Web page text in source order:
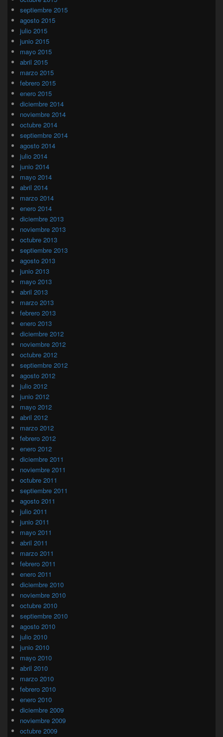
septiembre 2015
agosto 2015
julio 2015
junio 2015
mayo 2015
abril 2015
marzo 2015
febrero 2015
enero 2015
diciembre 2014
noviembre 2014
octubre 2014
septiembre 2014
agosto 2014
julio 2014
junio 2014
mayo 2014
abril 2014
marzo 2014
enero 2014
diciembre 2013
noviembre 2013
octubre 2013
septiembre 2013
agosto 2013
junio 2013
mayo 2013
abril 2013
marzo 2013
febrero 2013
enero 2013
diciembre 2012
noviembre 2012
octubre 2012
septiembre 2012
agosto 2012
julio 2012
junio 2012
mayo 2012
abril 2012
marzo 2012
febrero 2012
enero 2012
diciembre 2011
noviembre 2011
octubre 2011
septiembre 2011
agosto 2011
julio 2011
junio 2011
mayo 2011
abril 2011
marzo 2011
febrero 2011
enero 2011
diciembre 2010
noviembre 2010
octubre 2010
septiembre 2010
agosto 2010
julio 2010
junio 2010
mayo 2010
abril 2010
marzo 2010
febrero 2010
enero 2010
diciembre 2009
noviembre 2009
octubre 2009